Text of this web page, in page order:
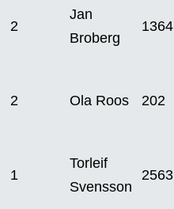
2
Jan
Broberg
1364
2 Ola Roos 202
1
Torleif
Svensson
2563